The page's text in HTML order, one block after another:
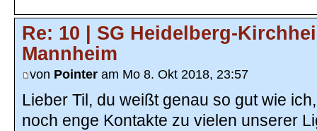
Re: 10 | SG Heidelberg-
Mannheim
von Pointer am Mo 8. Okt 2018, 23:57
Lieber Til, du weißt genau so gut wie
noch enge Kontakte zu vielen unserer